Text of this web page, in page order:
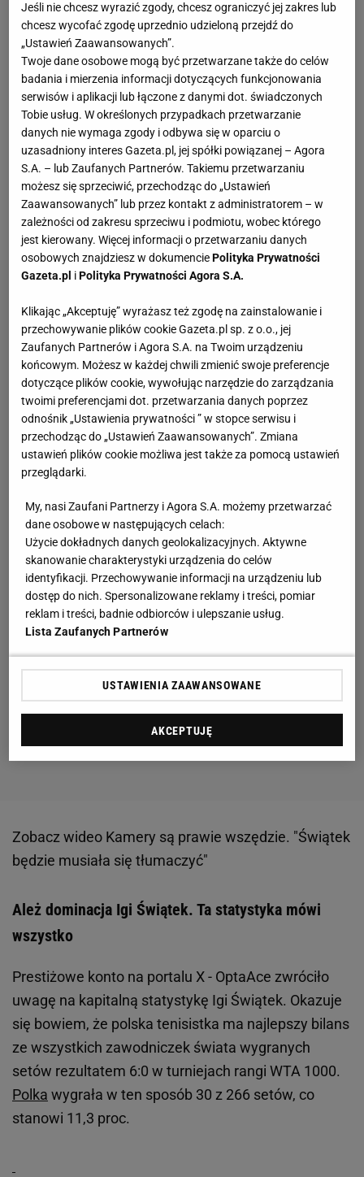
miała żadnych problemów z pokonaniem Francuzki
Caroliny Garcii (71. WTA) 6:2, 6:0. - Wystarczyło 61
minut, choć wszystko było jasne nawet jeszcze
szybciej. Świątek nie dała żadnych szans Garcii. Już
w połowiemeczumogliśmy usłyszeć, co zmieniła w
swojej grze po turniejach na Bliskim Wschodzie.
Szybko zobaczyliśmy też wymowne minytrenera
Wima Fissette'a i psycholożki Darii Abramowicz -
pisał po meczu Łukasz Jachimiak, dziennikarz
Sport.pl.
Zobacz wideo Kamery są prawie wszędzie. "Świątek
będzie musiała się tłumaczyć"
Ależ dominacja Igi Świątek. Ta statystyka mówi
wszystko
Prestiżowe konto na portalu X - OptaAce zwróciło
uwagę na kapitalną statystykę Igi Świątek. Okazuje
się bowiem, że polska tenisistka ma najlepszy bilans
ze wszystkich zawodniczek świata wygranych
setów rezultatem 6:0 w turniejach rangi WTA 1000.
Polka wygrała w ten sposób 30 z 266 setów, co
stanowi 11,3 proc.
Jeśli nie chcesz wyrazić zgody, chcesz ograniczyć jej zakres lub
chcesz wycofać zgodę uprzednio udzieloną przejdź do
„Ustawień Zaawansowanych”.
Twoje dane osobowe mogą być przetwarzane także do celów
badania i mierzenia informacji dotyczących funkcjonowania
serwisów i aplikacji lub łączone z danymi dot. świadczonych
Tobie usług. W określonych przypadkach przetwarzanie
danych nie wymaga zgody i odbywa się w oparciu o
uzasadniony interes Gazeta.pl, jej spółki powiązanej – Agora
S.A. – lub Zaufanych Partnerów. Takiemu przetwarzaniu
możesz się sprzeciwić, przechodząc do „Ustawień
Zaawansowanych” lub przez kontakt z administratorem – w
zależności od zakresu sprzeciwu i podmiotu, wobec którego
jest kierowany. Więcej informacji o przetwarzaniu danych
osobowych znajdziesz w dokumenciePolityka Prywatności
Gazeta.pl iPolityka Prywatności Agora S.A.
Klikając „Akceptuję” wyrażasz też zgodę na zainstalowanie i
przechowywanie plików cookie Gazeta.pl sp. z o.o., jej
Zaufanych Partnerów i Agora S.A. na Twoim urządzeniu
końcowym. Możesz w każdej chwili zmienić swoje preferencje
dotyczące plików cookie, wywołując narzędzie do zarządzania
twoimi preferencjami dot. przetwarzania danych poprzez
odnośnik „Ustawienia prywatności ” w stopce serwisu i
przechodząc do „Ustawień Zaawansowanych”. Zmiana
ustawień plików cookie możliwa jest także za pomocą ustawień
przeglądarki.
My, nasi Zaufani Partnerzy i Agora S.A. możemy przetwarzać
dane osobowe w następujących celach:
Użycie dokładnych danych geolokalizacyjnych. Aktywne
skanowanie charakterystyki urządzenia do celów
identyfikacji. Przechowywanie informacji na urządzeniu lub
dostęp do nich. Spersonalizowane reklamy i treści, pomiar
reklam i treści, badnie odbiorców i ulepszanie usług.
Lista Zaufanych Partnerów
USTAWIENIA ZAAWANSOWANE
AKCEPTUJĘ